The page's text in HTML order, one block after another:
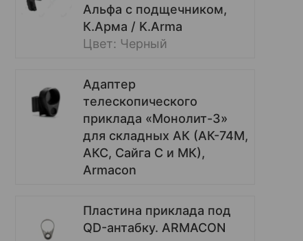
Альфа с подщечником,
К.Арма / K.Arma
Цвет: Черный
Адаптер
телескопического
приклада «Монолит-3»
для складных АК (АК-74М,
АКС, Сайга С и МК),
Armacon
Пластина приклада под
QD-антабку. ARMACON